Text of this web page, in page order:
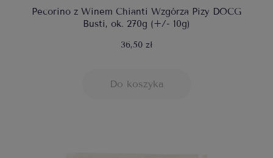
Pecorino z Winem Chianti Wzgórza Pizy DOCG
Busti, ok. 270g (+/- 10g)
36,50 zł
Do koszyka